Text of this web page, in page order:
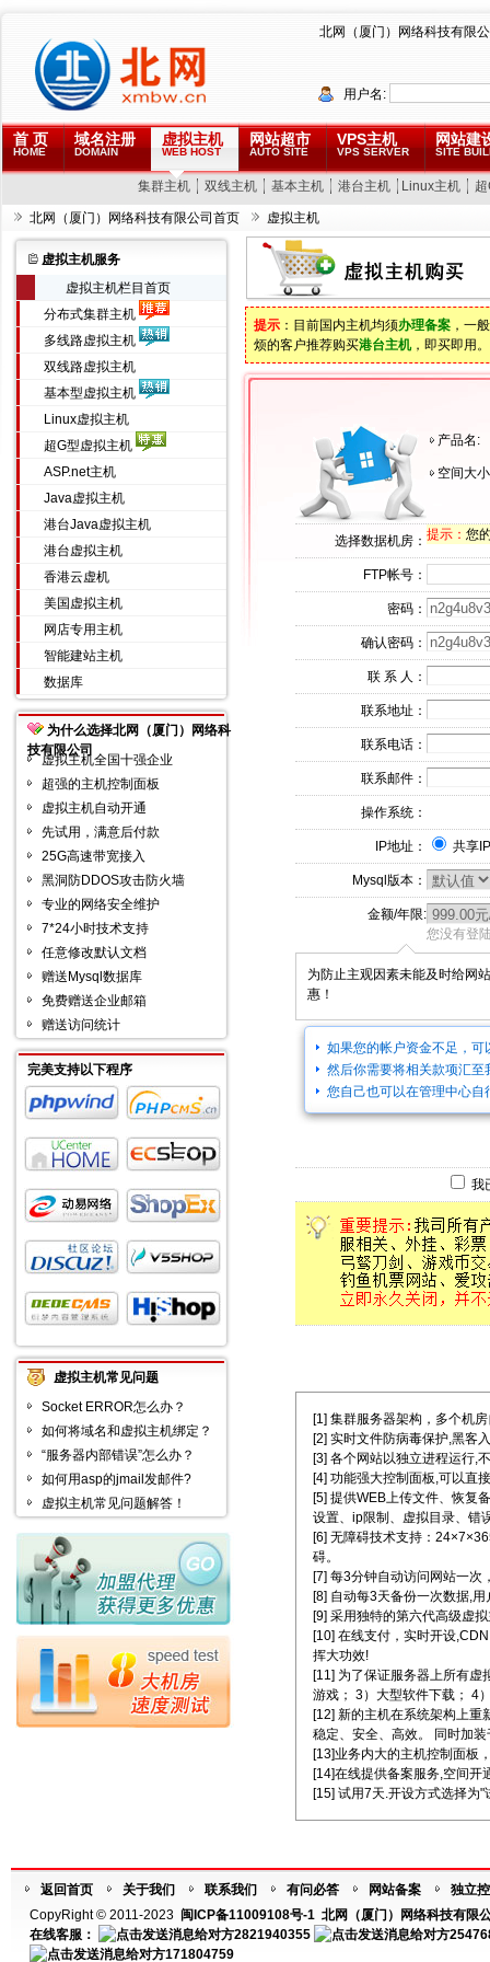
北网（厦门）网络科技有限
用户名:
首 页
HOME
域名注册
DOMAIN
虚拟主机
WEB HOST
网站超市
AUTO SITE
VPS主机
VPS SERVER
网站建
SITE
集群主机 双线主机 基本主机 港台主机 Linux主机
北网（厦门）网络科技有限公司首页 虚拟主机
虚拟主机服务
虚拟主机栏目首页
分布式集群主机
多线路虚拟主机
双线路虚拟主机
基本型虚拟主机
Linux虚拟主机
超G型虚拟主机
ASP.net主机
Java虚拟主机
港台Java虚拟主机
港台虚拟主机
香港云虚机
美国虚拟主机
网店专用主机
智能建站主机
数据库
为什么选择北网（厦门）网络科
技有限公司
虚拟主机全国十强企业
超强的主机控制面板
虚拟主机自动开通
先试用，满意后付款
25G高速带宽接入
黑洞防DDOS攻击防火墙
专业的网络安全维护
7*24小时技术支持
任意修改默认文档
赠送Mysql数据库
免费赠送企业邮箱
赠送访问统计
完美支持以下程序
虚拟主机常见问题
Socket ERROR怎么办？
如何将域名和虚拟主机绑定？
“服务器内部错误”怎么办？
如何用asp的jmail发邮件?
虚拟主机常见问题解答！
提示 ：目前国内主机均须办理备案 ，一
烦的客户推荐购买港台主机，即买即用
产品名:
空间大
选择数据机房： 提示： 您
FTP帐号：
密码：
确认密码：
联 系 人：
联系地址：
联系电话：
联系邮件：
操作系统：
IP地址： 共享IP
Mysql版本：
金额/年限:
您没有登
为防止主观因素未能及时给网
惠！
如果您的帐户资金不足，
然后你需要将相关款项汇
您自己也可以在管理中心
我
[1] 集群服务器架构，多个机
[2] 实时文件防病毒保护,黑客
[3] 各个网站以独立进程运行,
[4] 功能强大控制面板,可以直
[5] 提供WEB上传文件、恢复
设置、ip限制、虚拟目录、错
[6] 无障碍技术支持：
碍。
[7] 每3分钟自动访问网站一次
[8] 自动每3天备份一次数据,
[9] 采用独特的第六代高级虚
[10] 在线支付，实时开设
挥大功效!
[11] 为了保证服务器上所有虚
游戏； 3）大型软件下载； 4
[12] 新的主机在系统架构上重
稳定、安全、高效。 同时加
[13]业务内大的主机控制面板
[14]在线提供备案服务,空间开
[15] 试用7天.开设方式选择为"
返回首页 关于我们 联系我们 有问必答 网站备案
独立
CopyRight © 2011-2023 闽ICP备11009108号-1 北网（厦门）网络科技有限
在线客服：
2821940355
171804759